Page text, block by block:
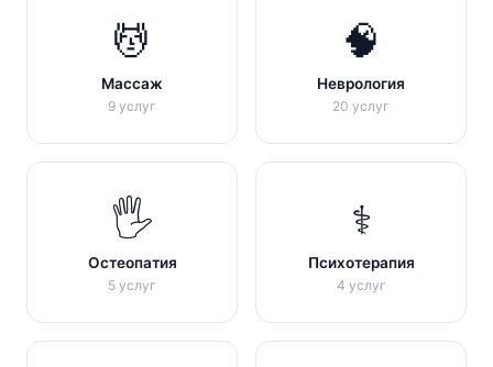
💆
Массаж
9 услуг
🧠
Неврология
20 услуг
🖐
Остеопатия
5 услуг
⚕️
Психотерапия
4 услуг